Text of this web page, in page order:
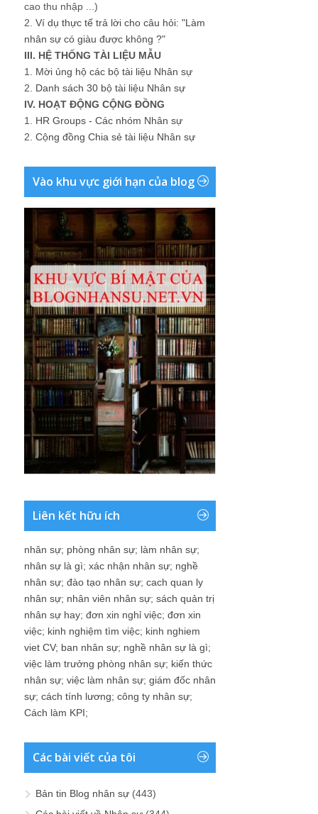
cao thu nhập ...)
2. Ví dụ thực tế trả lời cho câu hỏi: "Làm
nhân sự có giàu được không ?"
III. HỆ THỐNG TÀI LIỆU MẪU
1. Mời ủng hộ các bộ tài liệu Nhân sự
2. Danh sách 30 bộ tài liệu Nhân sự
IV. HOẠT ĐỘNG CỘNG ĐỒNG
1. HR Groups - Các nhóm Nhân sự
2. Cộng đồng Chia sẻ tài liệu Nhân sự
Vào khu vực giới hạn của blog
Liên kết hữu ích
nhân sự; phòng nhân sự; làm nhân sự;
nhân sự là gì; xác nhận nhân sự; nghề
nhân sự; đào tạo nhân sự; cach quan ly
nhân sự; nhân viên nhân sự; sách quản trị
nhân sự hay; đơn xin nghỉ việc; đơn xin
việc; kinh nghiệm tìm việc; kinh nghiem
viet CV; ban nhân sự; nghề nhân sự là gì;
việc làm trưởng phòng nhân sự; kiến thức
nhân sự; việc làm nhân sự; giám đốc nhân
sự; cách tính lương; công ty nhân sự;
Cách làm KPI;
Các bài viết của tôi
Bản tin Blog nhân sự (443)